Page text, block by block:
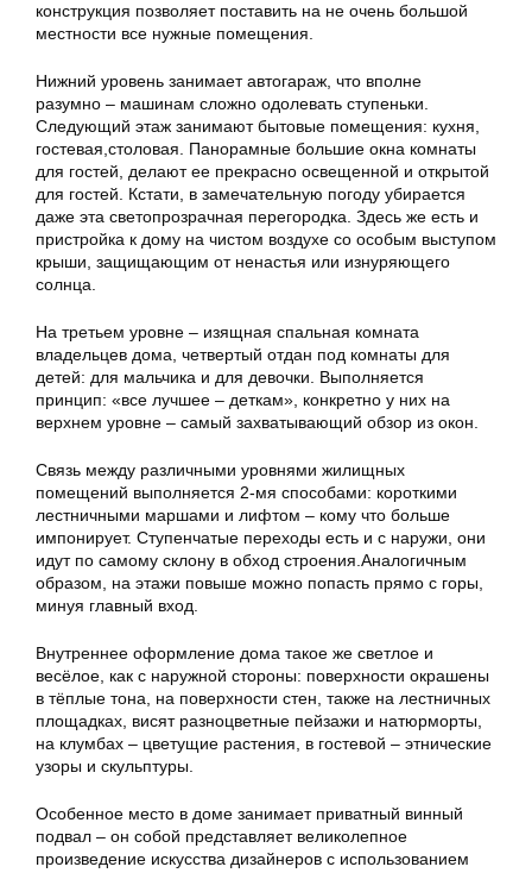
конструкция позволяет поставить на не очень большой
местности все нужные помещения.
Нижний уровень занимает автогараж, что вполне
разумно – машинам сложно одолевать ступеньки.
Следующий этаж занимают бытовые помещения: кухня,
гостевая,столовая. Панорамные большие окна комнаты
для гостей, делают ее прекрасно освещенной и открытой
для гостей. Кстати, в замечательную погоду убирается
даже эта светопрозрачная перегородка. Здесь же есть и
пристройка к дому на чистом воздухе со особым выступом
крыши, защищающим от ненастья или изнуряющего
солнца.
На третьем уровне – изящная спальная комната
владельцев дома, четвертый отдан под комнаты для
детей: для мальчика и для девочки. Выполняется
принцип: «все лучшее – деткам», конкретно у них на
верхнем уровне – самый захватывающий обзор из окон.
Связь между различными уровнями жилищных
помещений выполняется 2-мя способами: короткими
лестничными маршами и лифтом – кому что больше
импонирует. Ступенчатые переходы есть и с наружи, они
идут по самому склону в обход строения.Аналогичным
образом, на этажи повыше можно попасть прямо с горы,
минуя главный вход.
Внутреннее оформление дома такое же светлое и
весёлое, как с наружной стороны: поверхности окрашены
в тёплые тона, на поверхности стен, также на лестничных
площадках, висят разноцветные пейзажи и натюрморты,
на клумбах – цветущие растения, в гостевой – этнические
узоры и скульптуры.
Особенное место в доме занимает приватный винный
подвал – он собой представляет великолепное
произведение искусства дизайнеров с использованием